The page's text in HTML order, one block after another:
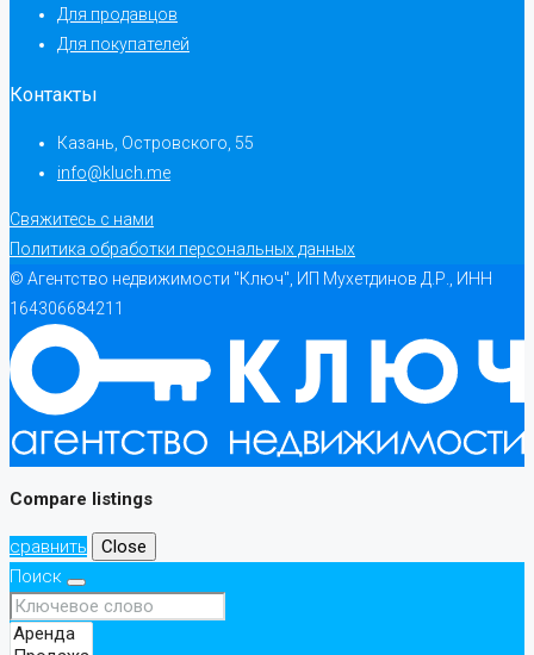
Для продавцов
Для покупателей
Контакты
Казань, Островского, 55
info@kluch.me
Свяжитесь с нами
Политика обработки персональных данных
© Агентство недвижимости "Ключ", ИП Мухетдинов Д.Р., ИНН
164306684211
Compare listings
сравнить
Close
Поиск